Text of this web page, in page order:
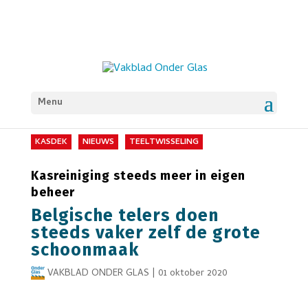
Menu
KASDEK NIEUWS TEELTWISSELING
Kasreiniging steeds meer in eigen
beheer
Belgische telers doen
steeds vaker zelf de grote
schoonmaak
VAKBLAD ONDER GLAS | 01 oktober 2020